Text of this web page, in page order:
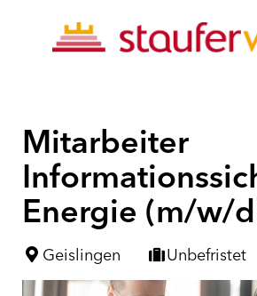
Mitarbeiter
Energie (m/w/
Geislingen Unbefristet